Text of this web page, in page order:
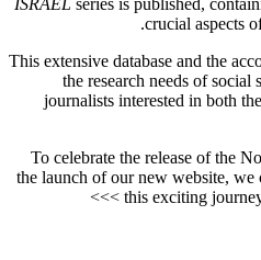
crucial aspects
This extensive database and the
the research needs of social
journalists interested in both
To celebrate the release of the
the launch of our new website,
this exciting journey